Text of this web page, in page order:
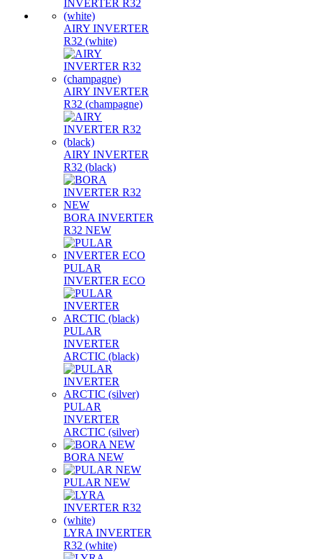
AIRY INVERTER
R32 (white)
AIRY INVERTER
R32 (champagne)
AIRY INVERTER
R32 (black)
BORA INVERTER
R32 NEW
PULAR
INVERTER ECO
PULAR
INVERTER
ARCTIC (black)
PULAR
INVERTER
ARCTIC (silver)
BORA NEW
PULAR NEW
LYRA INVERTER
R32 (white)